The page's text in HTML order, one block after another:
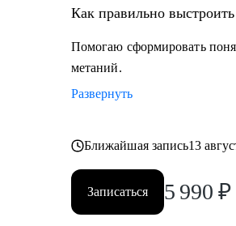
Как правильно
Помогаю сформировать
метаний.
Развернуть
Ближайшая запись13
Записаться 5 990 ₽